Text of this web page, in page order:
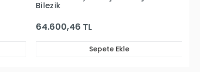
Dorikalı Bilezik
88.031,37 TL
Sepete Ekle